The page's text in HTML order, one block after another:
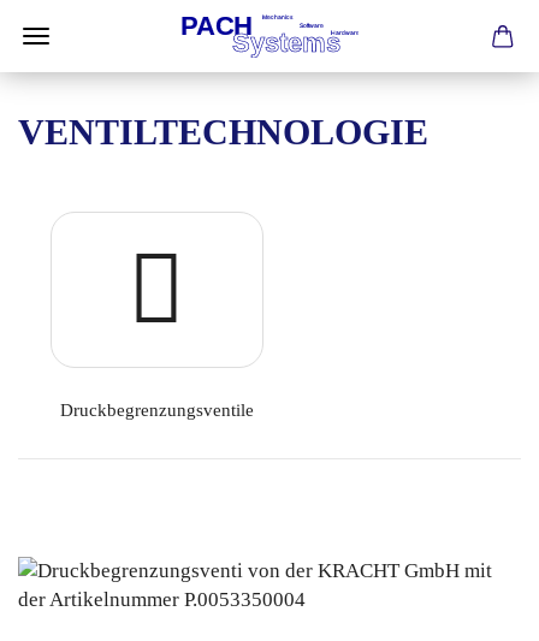
VENTILTECHNOLOGIE
Druckbegrenzungsventile